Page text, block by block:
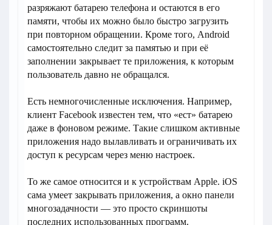
разряжают батарею телефона и остаются в его
памяти, чтобы их можно было быстро загрузить
при повторном обращении. Кроме того, Android
самостоятельно следит за памятью и при её
заполнении закрывает те приложения, к которым
пользователь давно не обращался.
Есть немногочисленные исключения. Например,
клиент Facebook известен тем, что «ест» батарею
даже в фоновом режиме. Такие слишком активные
приложения надо вылавливать и ограничивать их
доступ к ресурсам через меню настроек.
То же самое относится и к устройствам Apple. iOS
сама умеет закрывать приложения, а окно панели
многозадачности — это просто скриншоты
последних использованных программ.